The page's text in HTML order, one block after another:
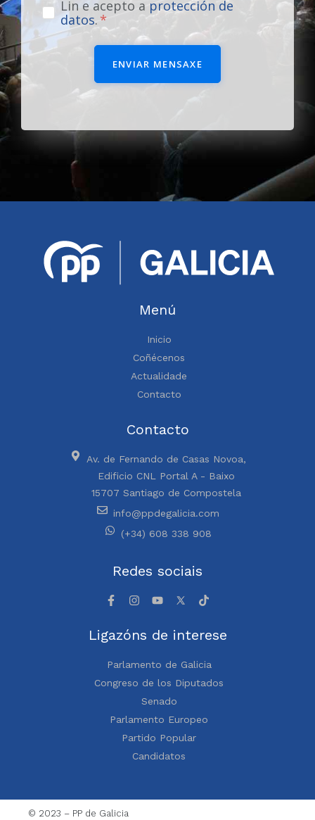
Lin e acepto a protección de
datos.
ENVIAR MENSAXE
Menú
Inicio
Coñécenos
Actualidade
Contacto
Contacto
Av. de Fernando de Casas Novoa,
Edificio CNL Portal A - Baixo
15707 Santiago de Compostela
info@ppdegalicia.com
(+34) 608 338 908
Redes sociais
Ligazóns de interese
Parlamento de Galicia
Congreso de los Diputados
Senado
Parlamento Europeo
Partido Popular
Candidatos
© 2023 – PP de Galicia